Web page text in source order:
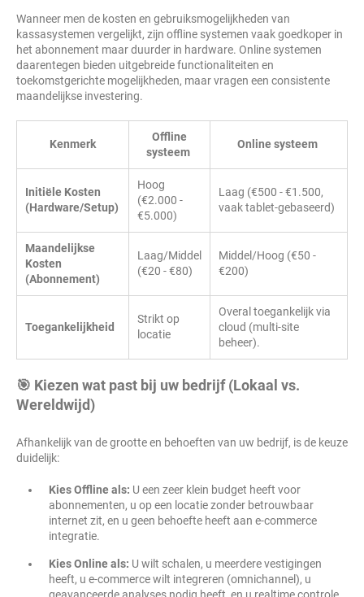
Wanneer men de kosten en gebruiksmogelijkheden van
kassasystemen vergelijkt, zijn offline systemen vaak goedkoper in
het abonnement maar duurder in hardware. Online systemen
daarentegen bieden uitgebreide functionaliteiten en
toekomstgerichte mogelijkheden, maar vragen een consistente
maandelijkse investering.
Kenmerk
Offline
systeem
Online systeem
Initiële Kosten
(Hardware/Setup)
Hoog
(€2.000 -
€5.000)
Laag (€500 - €1.500,
vaak tablet-gebaseerd)
Maandelijkse
Kosten
(Abonnement)
Laag/Middel
(€20 - €80)
Middel/Hoog (€50 -
€200)
Toegankelijkheid
Strikt op
locatie
Overal toegankelijk via
cloud (multi-site
beheer).
🎯 Kiezen wat past bij uw bedrijf (Lokaal vs.
Wereldwijd)
Afhankelijk van de grootte en behoeften van uw bedrijf, is de keuze
duidelijk:
Kies Offline als: U een zeer klein budget heeft voor
abonnementen, u op een locatie zonder betrouwbaar
internet zit, en u geen behoefte heeft aan e-commerce
integratie.
Kies Online als: U wilt schalen, u meerdere vestigingen
heeft, u e-commerce wilt integreren (omnichannel), u